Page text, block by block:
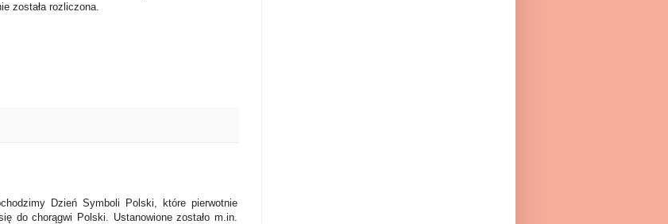
została rozliczona.
Dzień Symboli Polski, które pierwotnie
do chorągwi Polski. Ustanowione zostało m.in.